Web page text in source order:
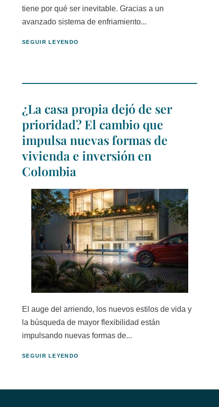
tiene por qué ser inevitable. Gracias a un
avanzado sistema de enfriamiento...
SEGUIR LEYENDO
¿La casa propia dejó de ser
prioridad? El cambio que
impulsa nuevas formas de
vivienda e inversión en
Colombia
El auge del arriendo, los nuevos estilos de vida y
la búsqueda de mayor flexibilidad están
impulsando nuevas formas de...
SEGUIR LEYENDO